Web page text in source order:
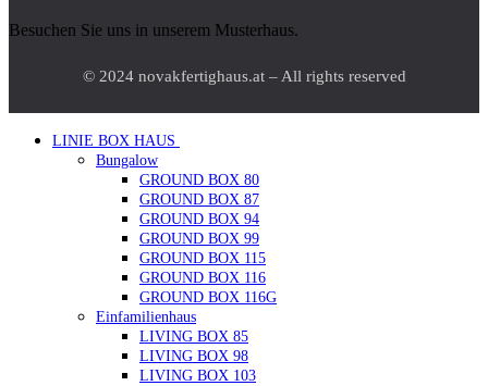
Besuchen Sie uns in unserem Musterhaus.
© 2024 novakfertighaus.at – All rights reserved
LINIE BOX HAUS
Bungalow
GROUND BOX 80
GROUND BOX 87
GROUND BOX 94
GROUND BOX 99
GROUND BOX 115
GROUND BOX 116
GROUND BOX 116G
Einfamilienhaus
LIVING BOX 85
LIVING BOX 98
LIVING BOX 103